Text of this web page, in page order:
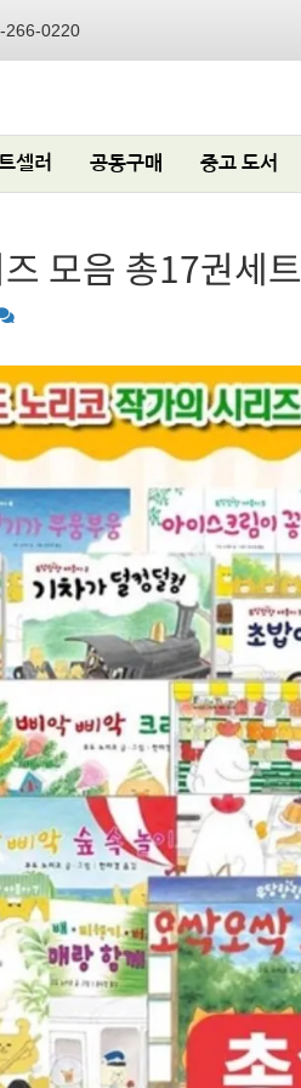
266-0220
셀러 공동구매 중고 도서
모음 총17권세트